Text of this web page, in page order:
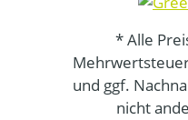
* Alle
und ggf.
nicht